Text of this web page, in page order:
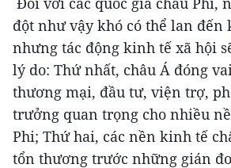
đột như vậy khó có thể lan đến
nhưng tác động kinh tế xã hội
lý do: Thứ nhất, châu Á đóng
thương mại, đầu tư, viện trợ,
trưởng quan trọng cho nhiều
Phi; Thứ hai, các nền kinh tế
tổn thương trước những gián